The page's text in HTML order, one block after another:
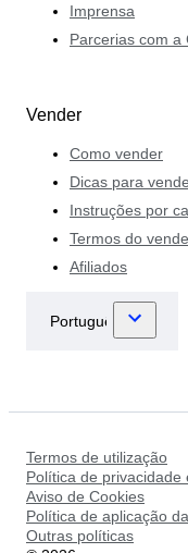
Imprensa
Parcerias com a
Vender
Como vender
Dicas para
Instruções por
Termos do
Afiliados
Termos de utilização
Política de
Aviso de Cookies
Política de aplicação
Outras políticas